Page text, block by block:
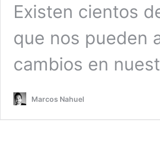
Existen cientos
que nos pueden
cambios en
Marcos Nahuel